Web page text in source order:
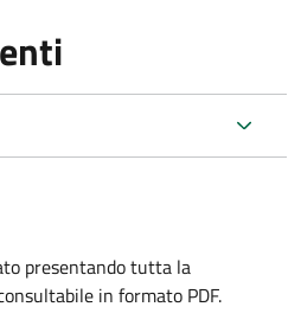
presentando tutta la
in formato PDF.